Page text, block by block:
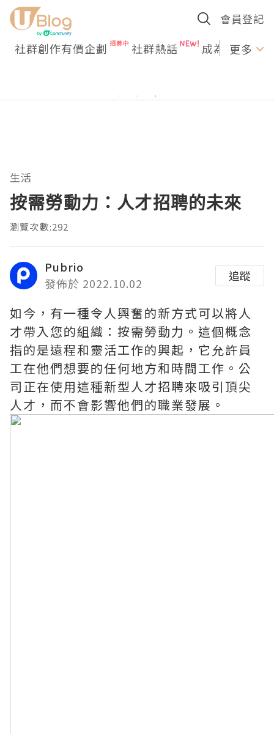
會員登記
社群創作有價企劃 社群熱話 成為U更多
生活
按需勞動力：人才招聘的未來
瀏覽次數:292
Pubrio
發佈於 2022.10.02
追蹤
如今，有一種令人興奮的新方式可以將人
才帶入您的組織：按需勞動力。這個概念
指的是遠程和靈活工作的興起，它允許員
工在他們想要的任何地方和時間工作。公
司正在使用這種新型人才招聘來吸引頂尖
人才，而不會影響他們的職業發展。